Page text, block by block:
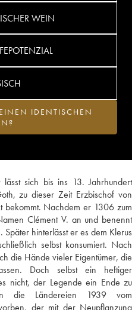
sich bis ins 13. Jahrhundert
zu dieser Zeit Erzbischof von
bekommt. Nachdem er 1306 zum
Clément V. an und benennt
hinterlässt er es dem Klerus
selbst konsumiert. Nach
die Hände vieler Eigentümer, die
Doch selbst ein heftiger
nicht, der Legende ein Ende zu
die Ländereien 1939 vom
der mit der Neupflanzung
WEIN
IDENTISCHEN